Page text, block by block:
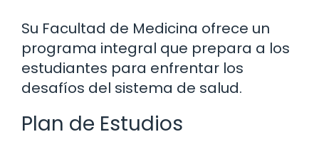
Su Facultad de Medicina ofrece un
programa integral que prepara a los
estudiantes para enfrentar los
desafíos del sistema de salud.
Plan de Estudios